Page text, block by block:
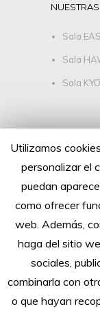
Sala
Sala
Sala
Utilizamos
personalizar el
puedan
como ofrecer
web. Además,
haga del sitio
sociales,
combinarla con
o que hayan